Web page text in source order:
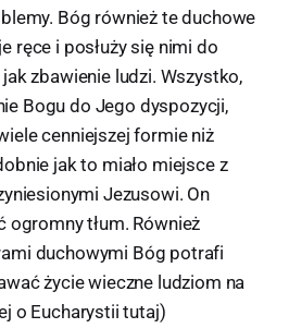
Bóg również te duchowe
ręce i posłuży się nimi do
zbawienie ludzi. Wszystko,
Bogu do Jego dyspozycji,
cenniejszej formie niż
jak to miało miejsce z
Jezusowi. On
ogromny tłum. Również
duchowymi Bóg potrafi
życie wieczne ludziom na
o Eucharystii tutaj)